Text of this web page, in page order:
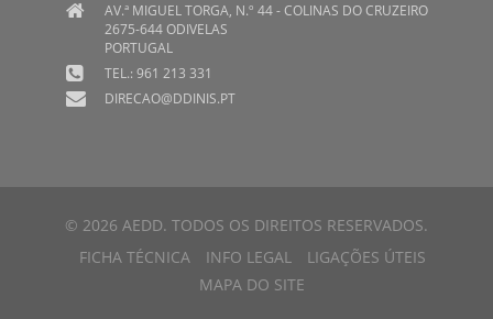
AV.ª MIGUEL TORGA, N.º 44 - COLINAS DO CRUZEIRO
2675-644 ODIVELAS
PORTUGAL
TEL.: 961 213 331
DIRECAO@DDINIS.PT
© 2026 AEDD. TODOS OS DIREITOS RESERVADOS.
FICHA TÉCNICA
INFO LEGAL
LIGAÇÕES ÚTEIS
MAPA DO SITE